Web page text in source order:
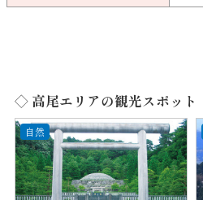
◇ 高尾エリアの観光スポット
自然